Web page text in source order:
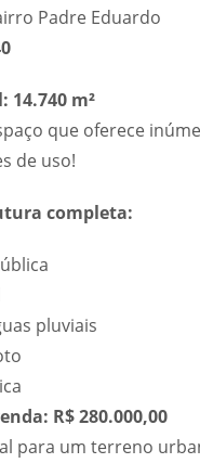
Padre Eduardo
14.740 m²
que oferece
de uso!
completa:
pluviais
R$ 280.000,00
para um terreno